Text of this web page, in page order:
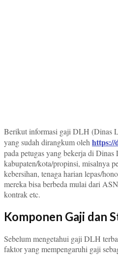
Berikut informasi gaji DLH (Dinas
yang sudah dirangkum oleh https://
pada petugas yang bekerja di
kabupaten/kota/propinsi, misalnya
kebersihan, tenaga harian lepas/
mereka bisa berbeda mulai dari
kontrak etc.
Komponen Gaji dan
Sebelum mengetahui gaji DLH
faktor yang mempengaruhi gaji